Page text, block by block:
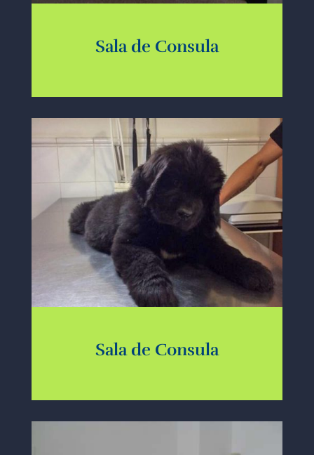
Sala de Consula
Sala de Consula